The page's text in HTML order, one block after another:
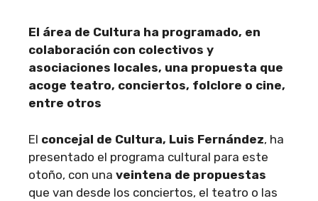
El área de Cultura ha programado, en
colaboración con colectivos y
asociaciones locales, una propuesta que
acoge teatro, conciertos, folclore o cine,
entre otros
El concejal de Cultura, Luis Fernández, ha
presentado el programa cultural para este
otoño, con una veintena de propuestas
que van desde los conciertos, el teatro o las